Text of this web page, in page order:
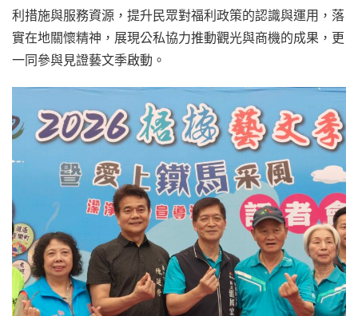
利措施與服務資源，提升民眾對福利政策的認識與運用，落
實在地關懷精神，展現公私協力推動觀光與商機的成果，更
一同參與見證藝文季啟動。